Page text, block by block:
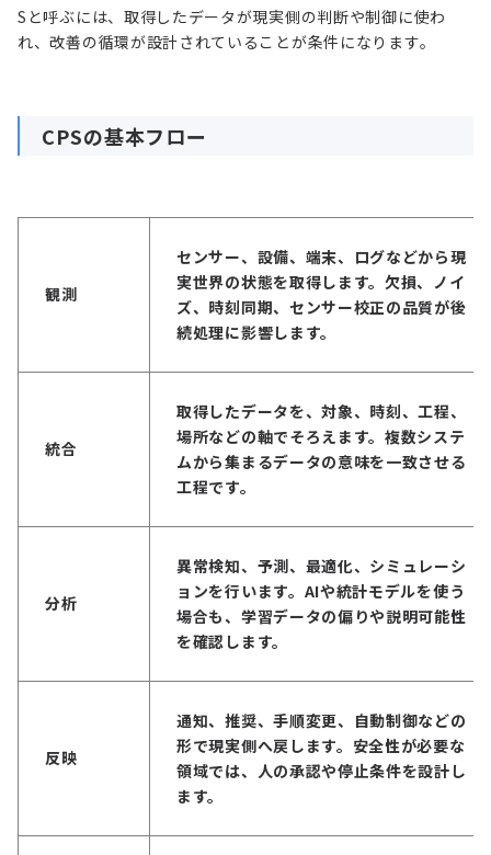
Sと呼ぶには、取得したデータが現実側の判断や制御に使わ
れ、改善の循環が設計されていることが条件になります。
CPSの基本フロー
観測
センサー、設備、端末、ログなどから現
実世界の状態を取得します。欠損、ノイ
ズ、時刻同期、センサー校正の品質が後
続処理に影響します。
統合
取得したデータを、対象、時刻、工程、
場所などの軸でそろえます。複数システ
ムから集まるデータの意味を一致させる
工程です。
分析
異常検知、予測、最適化、シミュレーシ
ョンを行います。AIや統計モデルを使う
場合も、学習データの偏りや説明可能性
を確認します。
反映
通知、推奨、手順変更、自動制御などの
形で現実側へ戻します。安全性が必要な
領域では、人の承認や停止条件を設計し
ます。